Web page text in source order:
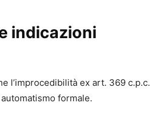
indicazioni
l’improcedibilità ex art. 369 c.p.c.
formale.